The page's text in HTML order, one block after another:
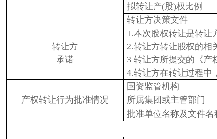
拟转让产(股)权比例
转让方决策文件
转让方
承诺
1.本次股权转让是转让
2.转让方转让股权的相
3.转让方所提交的《产
4.转让方在转让过程中
产权转让行为批准情况
国资监管机构
所属集团或主管部门
批准单位名称及文件名